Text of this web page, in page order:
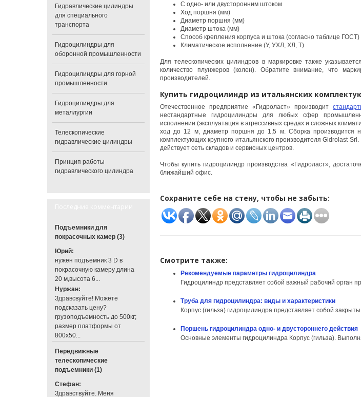
С одно- или двусторонним штоком
Ход поршня (мм)
Диаметр поршня (мм)
Диаметр штока (мм)
Способ крепления корпуса и штока (согласно таблице ГОСТ)
Климатическое исполнение (У, УХЛ, ХЛ, Т)
Для телескопических цилиндров в маркировке также указывается
количество плунжеров (колен). Обратите внимание, что
производителей.
Купить гидроцилиндр из итальянских
Отечественное предприятие «Гидроласт» производит
нестандартные гидроцилиндры для любых сфер
исполнении (эксплуатация в агрессивных средах и сложных
ход до 12 м, диаметр поршня до 1,5 м. Сборка производится
комплектующих крупного итальянского производителя Gidrolast
действует сеть складов и сервисных центров.
Чтобы купить гидроцилиндр производства «Гидроласт»,
ближайший офис.
Сохраните себе на стену, чтобы не забыть:
Смотрите также:
Рекомендуемые параметры гидроцилиндра
Гидроцилиндр представляет собой важный рабочий орган
Труба для гидроцилиндра: виды и характеристики
Корпус (гильза) гидроцилиндра представляет собой
Поршень гидроцилиндра одно- и двустороннего действия
Основные элементы гидроцилиндра Корпус (гильза).
Гидравлические цилиндры
для специального
транспорта
Гидроцилиндры для
оборонной промышленности
Гидроцилиндры для горной
промышленности
Гидроцилиндры для
металлургии
Телескопические
гидравлические цилиндры
Принцип работы
гидравлического цилиндра
Подъемники для
покрасочных камер (3)
Юрий:
нужен подъемник 3 D в
покрасочную камеру длина
20 м,высота 6...
Нуржан:
Здравсвуйте! Можете
подсказать цену?
грузоподъемность до 500кг;
размер платформы от
800х50...
Передвижные
телескопические
подъемники (1)
Стефан:
Здравствуйте. Меня